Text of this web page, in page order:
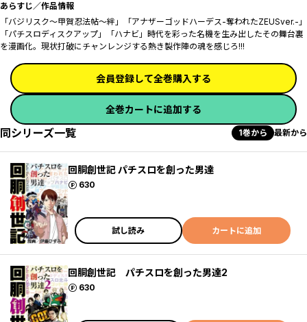
あらすじ／作品情報
「バジリスク～甲賀忍法帖～絆」「アナザーゴッドハーデス-奪われたZEUSver.-」
「パチスロディスクアップ」「ハナビ」時代を彩った名機を生み出したその舞台裏
を漫画化。現状打破にチャンレンジする熱き製作陣の魂を感じろ!!!
会員登録して全巻購入する
全巻カートに追加する
同シリーズ一覧 1巻から 最新から
回胴創世記 パチスロを創った男達
630
ポイント
試し読み カートに追加
回胴創世記 パチスロを創った男達2
630
ポイント